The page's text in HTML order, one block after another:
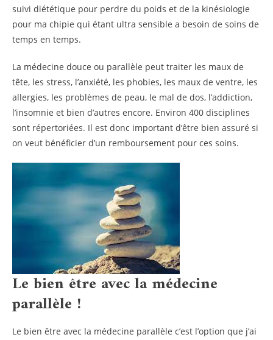
suivi diététique pour perdre du poids et de la kinésiologie
pour ma chipie qui étant ultra sensible a besoin de soins de
temps en temps.
La médecine douce ou parallèle peut traiter les maux de
tête, les stress, l’anxiété, les phobies, les maux de ventre, les
allergies, les problèmes de peau, le mal de dos, l’addiction,
l’insomnie et bien d’autres encore. Environ 400 disciplines
sont répertoriées. Il est donc important d’être bien assuré si
on veut bénéficier d’un remboursement pour ces soins.
Le bien être avec la médecine
parallèle !
Le bien être avec la médecine parallèle c’est l’option que j’ai